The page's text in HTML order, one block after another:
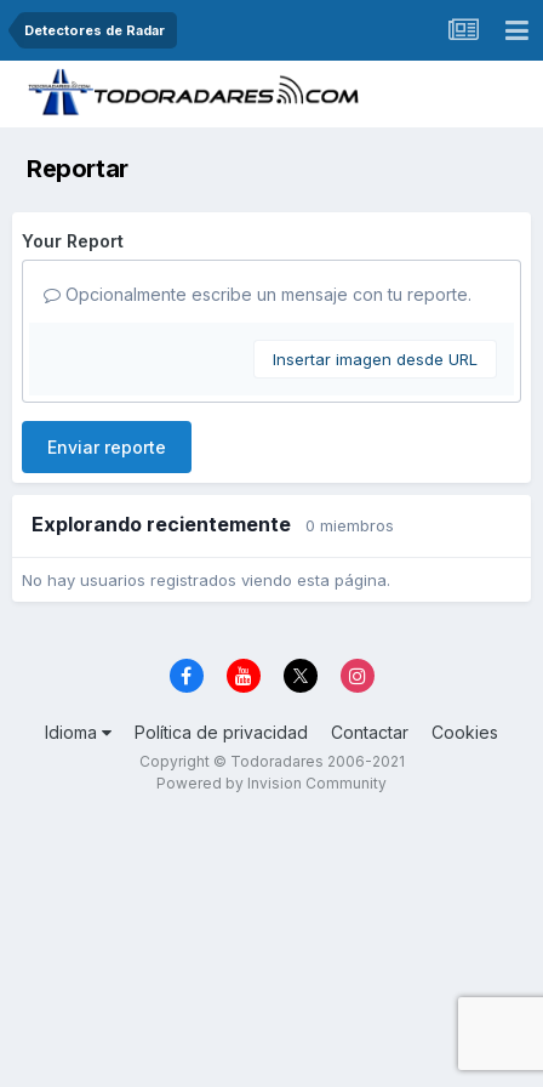
Detectores de Radar
Reportar
Your Report
Opcionalmente escribe un mensaje con tu reporte.
Insertar imagen desde URL
Enviar reporte
Explorando recientemente 0 miembros
No hay usuarios registrados viendo esta página.
Idioma Política de privacidad Contactar Cookies
Copyright © Todoradares 2006-2021
Powered by Invision Community